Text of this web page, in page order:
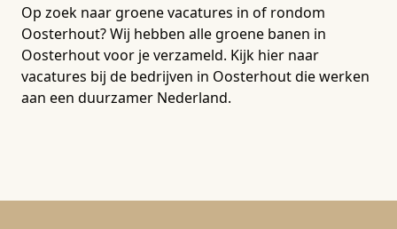
Op zoek naar groene vacatures in of rondom
Oosterhout? Wij hebben alle groene banen in
Oosterhout voor je verzameld. Kijk hier naar
vacatures bij de bedrijven in Oosterhout die werken
aan een duurzamer Nederland.